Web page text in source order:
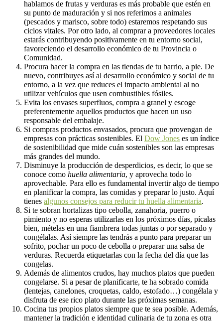
hablamos de frutas y verduras es más probable que estén en
su punto de maduración y si nos referimos a animales
(pescados y marisco, sobre todo) estaremos respetando sus
ciclos vitales. Por otro lado, al comprar a proveedores locales
estarás contribuyendo positivamente en tu entorno social,
favoreciendo el desarrollo económico de tu Provincia o
Comunidad.
Procura hacer la compra en las tiendas de tu barrio, a pie. De
nuevo, contribuyes así al desarrollo económico y social de tu
entorno, a la vez que reduces el impacto ambiental al no
utilizar vehículos que usen combustibles fósiles.
Evita los envases superfluos, compra a granel y escoge
preferentemente aquellos productos que hacen un uso
responsable del embalaje.
Si compras productos envasados, procura que provengan de
empresas con prácticas sostenibles. El Dow Jones es un índice
de sostenibilidad que mide cuán sostenibles son las empresas
más grandes del mundo.
Disminuye la producción de desperdicios, es decir, lo que se
conoce como huella alimentaria, y aprovecha todo lo
aprovechable. Para ello es fundamental invertir algo de tiempo
en planificar la compra, las comidas y preparar lo justo. Aquí
tienes algunos consejos para reducir tu huella alimentaria.
Si te sobran hortalizas tipo cebolla, zanahoria, puerro o
pimiento y no esperas utilizarlas en los próximos días, pícalas
bien, mételas en una fiambrera todas juntas o por separado y
congélalas. Así siempre las tendrás a punto para preparar un
sofrito, pochar un poco de cebolla o preparar una salsa de
verduras. Recuerda etiquetarlas con la fecha del día que las
congelas.
Además de alimentos crudos, hay muchos platos que pueden
congelarse. Si a pesar de planificarte, te ha sobrado comida
(lentejas, canelones, croquetas, caldo, estofado…) congélala y
disfruta de ese rico plato durante las próximas semanas.
Cocina tus propios platos siempre que te sea posible. Además,
mantener la tradición e identidad culinaria de tu zona es otra